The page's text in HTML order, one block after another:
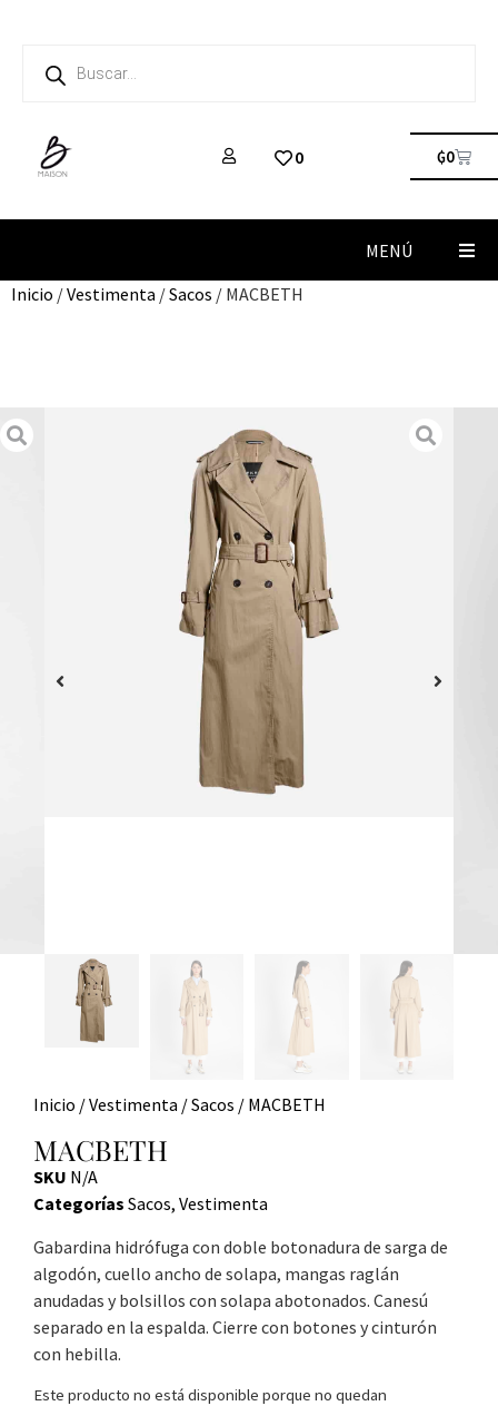
0 ₲0
MENÚ
Inicio /Vestimenta /Sacos / MACBETH
Inicio /Vestimenta /Sacos / MACBETH
MACBETH
SKU N/A
Categorías Sacos, Vestimenta
Gabardina hidrófuga con doble botonadura de sarga de
algodón, cuello ancho de solapa, mangas raglán
anudadas y bolsillos con solapa abotonados. Canesú
separado en la espalda. Cierre con botones y cinturón
con hebilla.
Este producto no está disponible porque no quedan